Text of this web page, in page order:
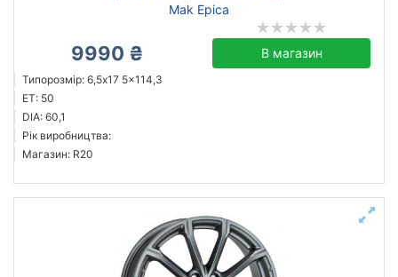
Mak Epica
9990 ₴ В магазин
Типорозмір: 6,5x17 5x114,3
ET: 50
DIA: 60,1
Рік виробництва:
Магазин: R20